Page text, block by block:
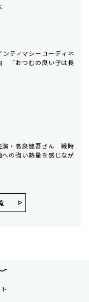
ティマシーコーディネ
「おつむの良い子は長
演・高良健吾さん 戦時
の強い熱量を感じなが